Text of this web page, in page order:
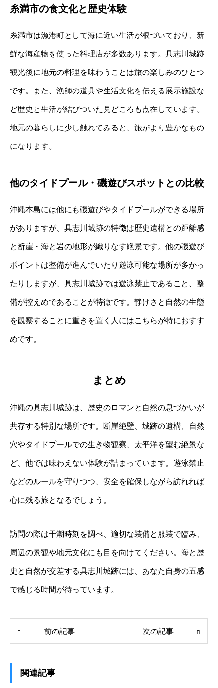
糸満市の食文化と歴史体験
糸満市は漁港町として海に近い生活が根づいており、新
鮮な海産物を使った料理店が多数あります。具志川城跡
観光後に地元の料理を味わうことは旅の楽しみのひとつ
です。また、漁師の道具や生活文化を伝える展示施設な
ど歴史と生活が結びついた見どころも点在しています。
地元の暮らしに少し触れてみると、旅がより豊かなもの
になります。
他のタイドプール・磯遊びスポットとの比較
沖縄本島には他にも磯遊びやタイドプールができる場所
がありますが、具志川城跡の特徴は歴史遺構との距離感
と断崖・海と岩の地形が織りなす絶景です。他の磯遊び
ポイントは整備が進んでいたり遊泳可能な場所が多かっ
たりしますが、具志川城跡では遊泳禁止であること、整
備が控えめであることが特徴です。静けさと自然の生態
を観察することに重きを置く人にはこちらが特におすす
めです。
まとめ
沖縄の具志川城跡は、歴史のロマンと自然の息づかいが
共存する特別な場所です。断崖絶壁、城跡の遺構、自然
穴やタイドプールでの生き物観察、太平洋を望む絶景な
ど、他では味わえない体験が詰まっています。遊泳禁止
などのルールを守りつつ、安全を確保しながら訪れれば
心に残る旅となるでしょう。
訪問の際は干潮時刻を調べ、適切な装備と服装で臨み、
周辺の景観や地元文化にも目を向けてください。海と歴
史と自然が交差する具志川城跡には、あなた自身の五感
で感じる時間が待っています。
前の記事 次の記事
関連記事